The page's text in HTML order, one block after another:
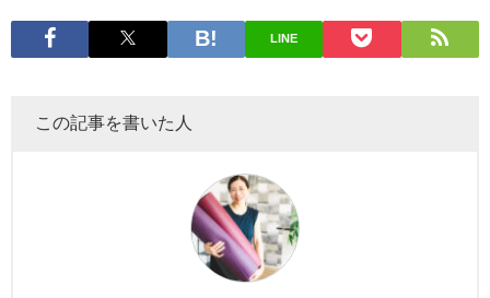
LINE
この記事を書いた人